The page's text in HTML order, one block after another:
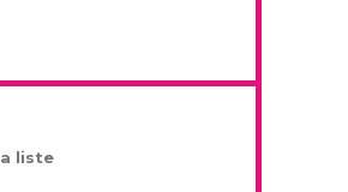
liste